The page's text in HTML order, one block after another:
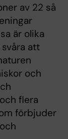
av 22 så
är olika
att
och
flera
förbjuder